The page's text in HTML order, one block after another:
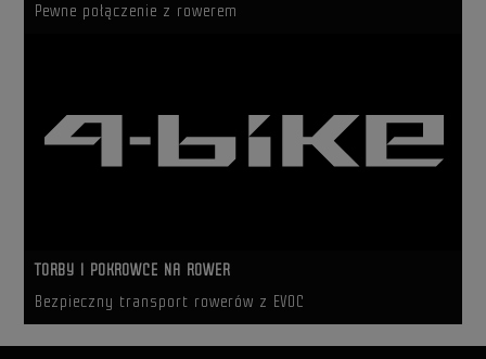
Pewne połączenie z rowerem
TORBY I POKROWCE NA ROWER
Bezpieczny transport rowerów z EVOC